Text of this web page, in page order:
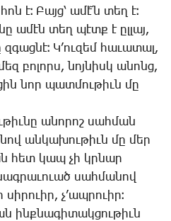
է։ ­Բայց՝ ա­մէ՜ն տեղ է։
ա­մէն տեղ պէտք է ըլ­լայ,
Կ’ու­զեմ հա­ւա­տալ,
բո­լորս, նոյ­նիսկ ա­նոնց,
նոր պատ­մու­թիւն մը
ա­նո­րոշ սահ­ման
ան­կա­խու­թիւն մը մեր
հետ կապ չի կրնար
սահ­մա­նով
սի­րո­ւիր, չ­’ապ­րո­ւիր։
ինք­նա­գի­տակ­ցու­թիւն